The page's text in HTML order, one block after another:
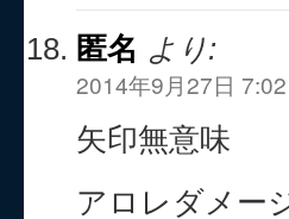
匿名 より:
2014年9月27日
矢印無意味
アロレダメー